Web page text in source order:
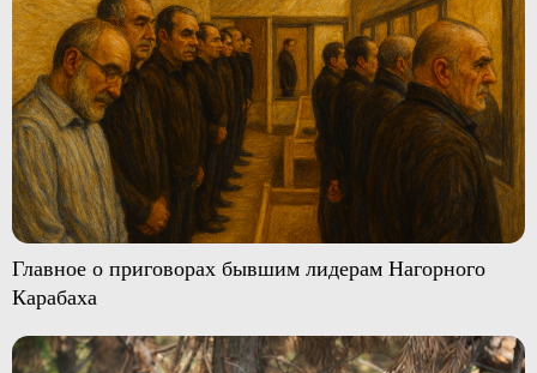
Главное о приговорах бывшим лидерам Нагорного
Карабаха